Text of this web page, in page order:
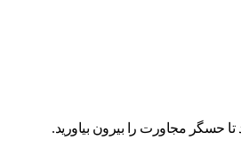
تا حسگر مجاورت را بیرون بیاورید.